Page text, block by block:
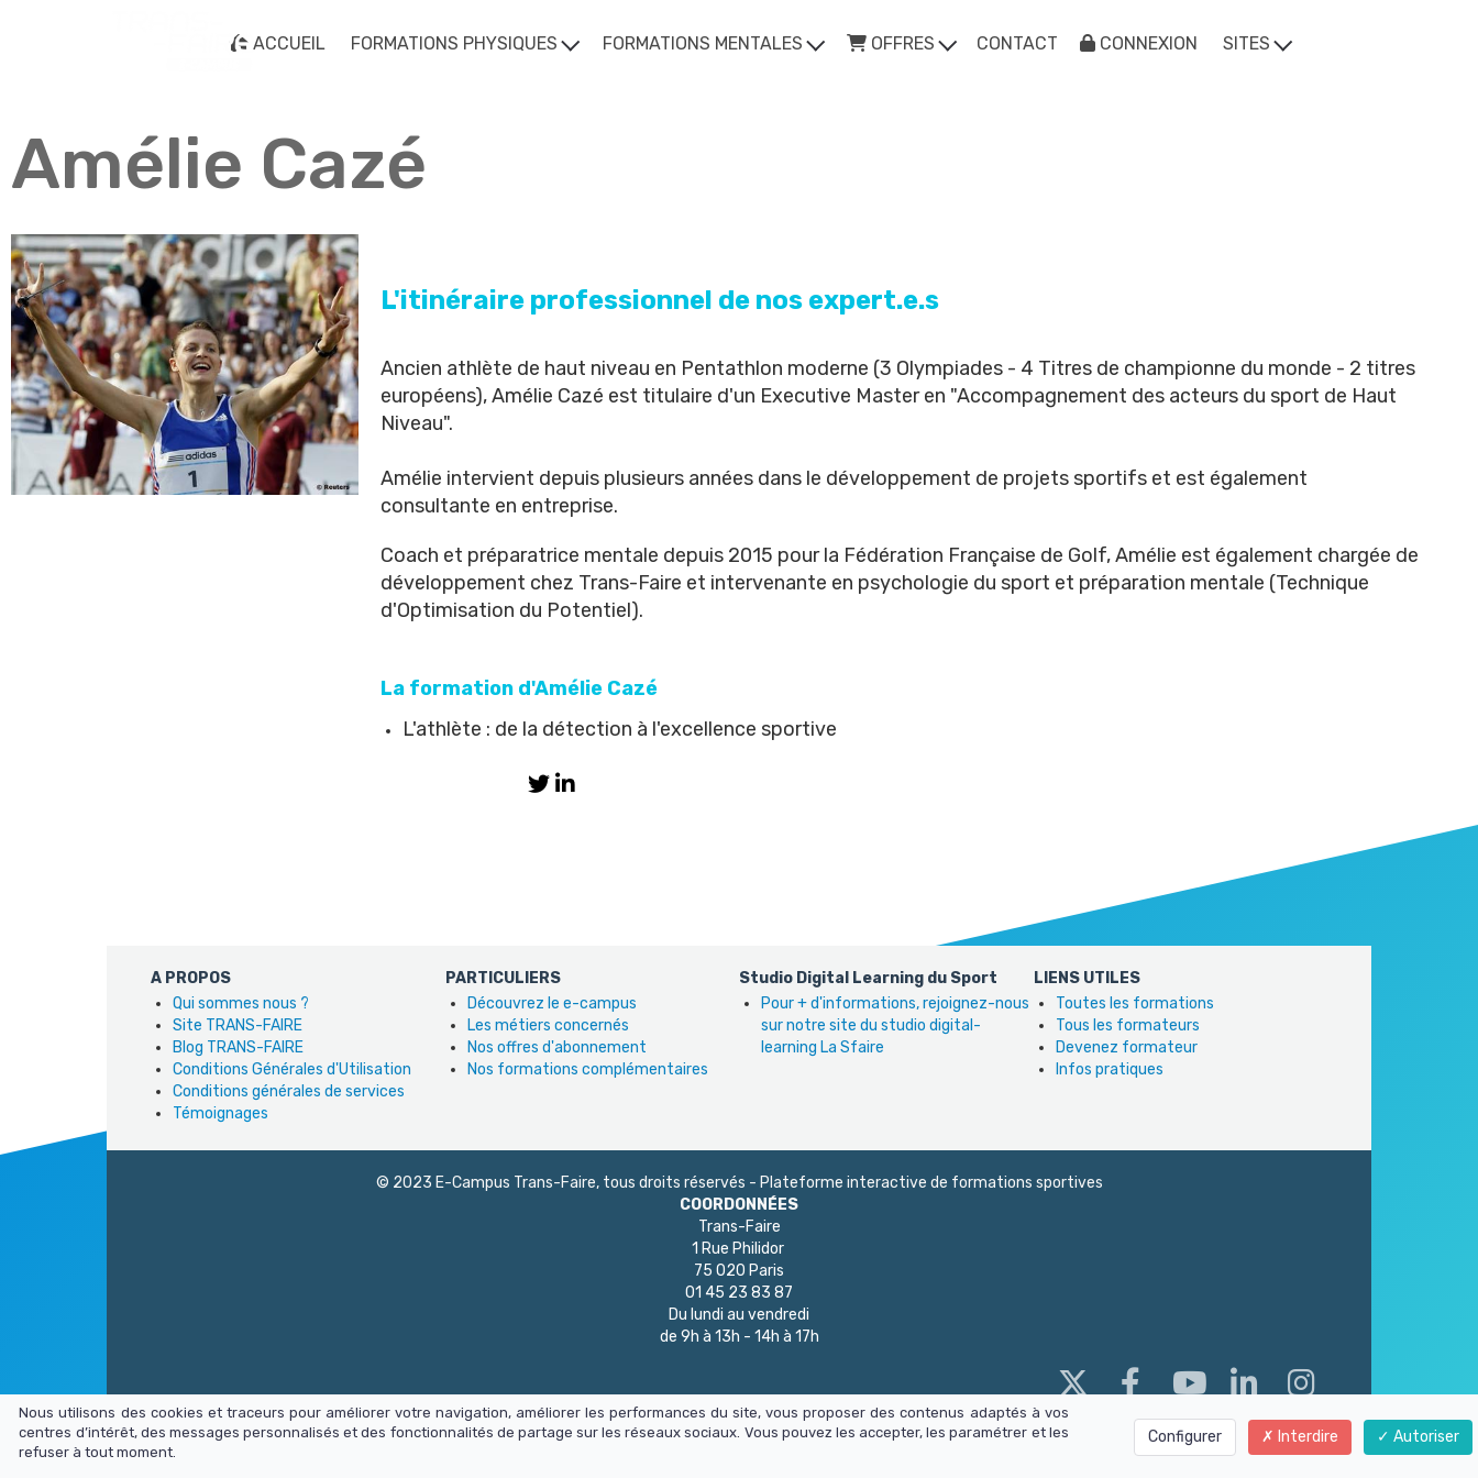
ACCUEIL FORMATIONS PHYSIQUES FORMATIONS MENTALES OFFRES CONTACT CONNEXION SITES
Amélie Cazé
L'itinéraire professionnel de nos expert.e.s
Ancien athlète de haut niveau en Pentathlon moderne (3 Olympiades - 4 Titres de championne du monde - 2 titres
européens), Amélie Cazé est titulaire d'un Executive Master en "Accompagnement des acteurs du sport de Haut
Niveau".
Amélie intervient depuis plusieurs années dans le développement de projets sportifs et est également
consultante en entreprise.
Coach et préparatrice mentale depuis 2015 pour la Fédération Française de Golf, Amélie est également chargée de
développement chez Trans-Faire et intervenante en psychologie du sport et préparation mentale (Technique
d'Optimisation du Potentiel).
La formation d'Amélie Cazé
L'athlète : de la détection à l'excellence sportive
A PROPOS
Qui sommes nous ?
Site TRANS-FAIRE
Blog TRANS-FAIRE
Conditions Générales d'Utilisation
Conditions générales de services
Témoignages
PARTICULIERS
Découvrez le e-campus
Les métiers concernés
Nos offres d'abonnement
Nos formations complémentaires
Studio Digital Learning du Sport
Pour + d'informations, rejoignez-nous
sur notre site du studio digital-
learning La Sfaire
LIENS UTILES
Toutes les formations
Tous les formateurs
Devenez formateur
Infos pratiques
© 2023 E-Campus Trans-Faire, tous droits réservés - Plateforme interactive de formations sportives
COORDONNÉES
Trans-Faire
1 Rue Philidor
75 020 Paris
01 45 23 83 87
Du lundi au vendredi
de 9h à 13h - 14h à 17h
Nous utilisons des cookies et traceurs pour améliorer votre navigation, améliorer les performances du site, vous proposer des contenus adaptés à vos
centres d’intérêt, des messages personnalisés et des fonctionnalités de partage sur les réseaux sociaux. Vous pouvez les accepter, les paramétrer et les
refuser à tout moment.
Configurer Interdire Autoriser